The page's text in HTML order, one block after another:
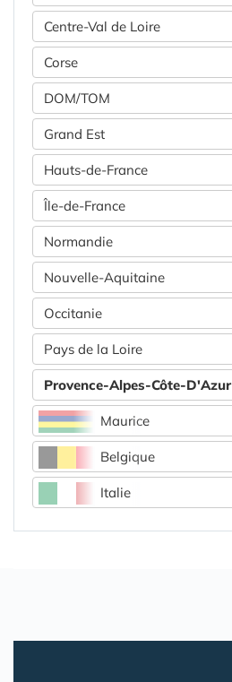
Centre-Val de Loire
Corse
DOM/TOM
Grand Est
Hauts-de-France
Île-de-France
Normandie
Nouvelle-Aquitaine
Occitanie
Pays de la Loire
Provence-Alpes-Côte-D'Azur
Maurice
Belgique
Italie